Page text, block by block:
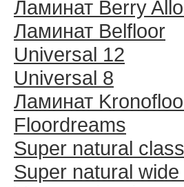
Ламинат Berry
Ламинат Belfloor
Universal 12
Universal 8
Ламинат
Floordreams
Super natural
Super natural wide